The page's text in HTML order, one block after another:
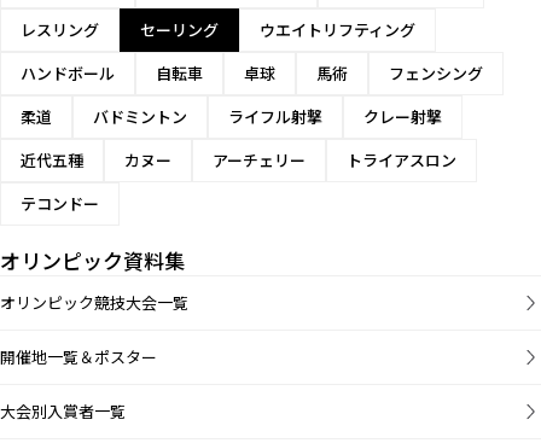
レスリング
セーリング
ウエイトリフティング
ハンドボール
自転車 卓球 馬術
フェンシング
柔道
バドミントン ライフル射撃
クレー射撃
近代五種
カヌー アーチェリー
トライアスロン
テコンドー
オリンピック資料集
オリンピック競技大会一覧
開催地一覧＆ポスター
大会別入賞者一覧